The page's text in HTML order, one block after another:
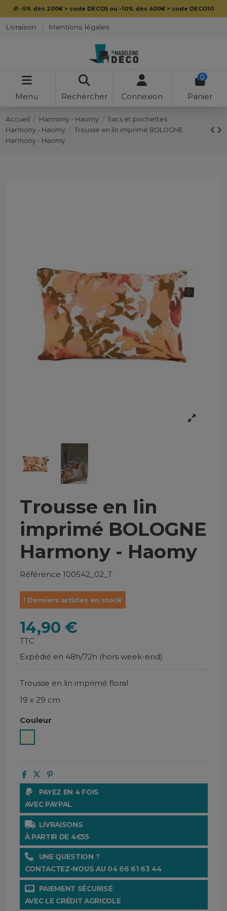
🎁 -5% dès 200€ > code DECO5 ou -10% dès 400€ > code DECO10
Livraison Mentions légales
Menu Rechercher Connexion
0
Panier
Accueil Harmony - Haomy
Sacs et pochettes
Harmony - Haomy
Trousse en lin imprimé BOLOGNE
Harmony - Haomy
Trousse en lin
imprimé BOLOGNE
Harmony - Haomy
Référence 100542_02_T
Derniers articles en stock
14,90 €
TTC
Expédié en 48h/72h (hors week-end)
Trousse en lin imprimé floral
19 x 29 cm
Couleur
PAYEZ EN 4 FOIS
AVEC PAYPAL
LIVRAISONS
À PARTIR DE 4€55
UNE QUESTION ?
CONTACTEZ-NOUS AU 04 66 61 63 44
PAIEMENT SÉCURISÉ
AVEC LE CRÉDIT AGRICOLE